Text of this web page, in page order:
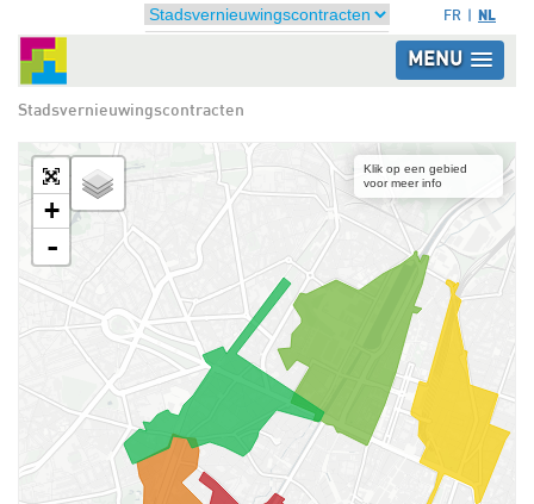
FR NL
MENU
Stadsvernieuwingscontracten
+
-
Klik op een gebied
voor meer info